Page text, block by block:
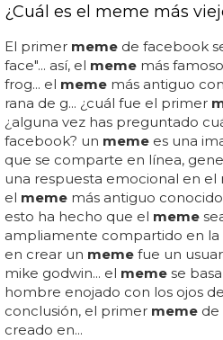
¿Cuál es el meme más
El primer meme de facebook
face"... así, el meme más
frog... el meme más antiguo
rana de g... ¿cuál fue el primer
¿alguna vez has preguntado
facebook? un meme es una
que se comparte en línea,
una respuesta emocional en el
el meme más antiguo
esto ha hecho que el meme
ampliamente compartido en la
en crear un meme fue un
mike godwin... el meme se
hombre enojado con los ojos
conclusión, el primer meme de
creado en...